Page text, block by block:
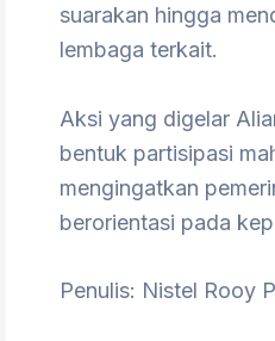
suarakan hingga
lembaga terkait.
Aksi yang digelar
bentuk partisipasi
mengingatkan
berorientasi pada
Penulis: Nistel Rooy